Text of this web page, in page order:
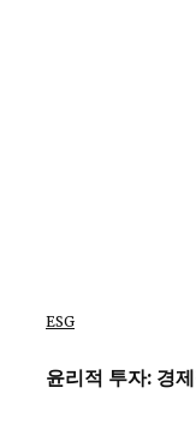
ESG
윤리적 투자: 경